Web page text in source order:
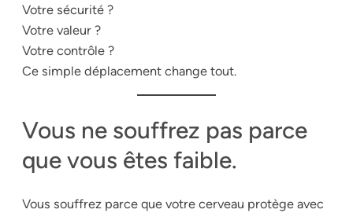
Votre sécurité ?
Votre valeur ?
Votre contrôle ?
Ce simple déplacement change tout.
Vous ne souffrez pas parce
que vous êtes faible.
Vous souffrez parce que votre cerveau protège avec